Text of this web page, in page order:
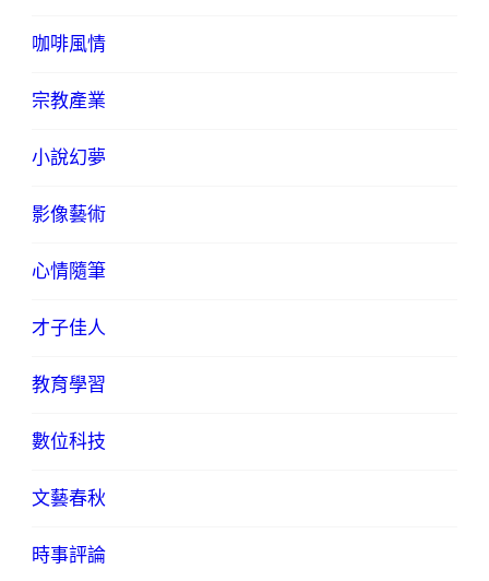
咖啡風情
宗教產業
小說幻夢
影像藝術
心情隨筆
才子佳人
教育學習
數位科技
文藝春秋
時事評論